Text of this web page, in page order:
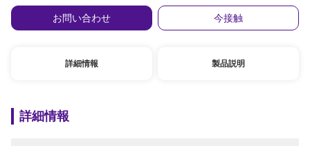
お問い合わせ
今接触
詳細情報 製品説明
詳細情報